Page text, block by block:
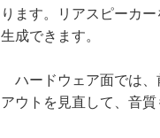
ります。リアスピーカ
生成できます。
ハードウェア面では、
アウトを見直して、音